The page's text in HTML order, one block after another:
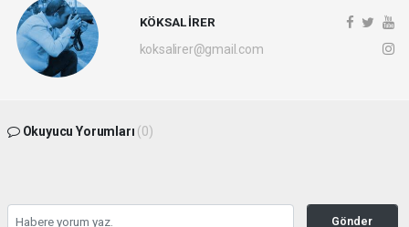
KÖKSAL İRER
koksalirer@gmail.com
Okuyucu Yorumları (0)
Gönder